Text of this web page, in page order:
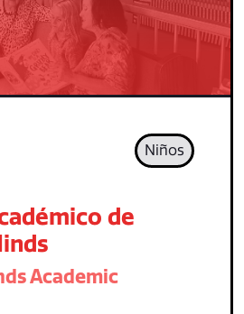
Niños
de
Academic